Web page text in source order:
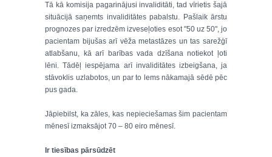
Tā kā komisija pagarinājusi invaliditāti, tad vīrietis šajā
situācijā saņemts invaliditātes pabalstu. Pašlaik ārstu
prognozes par izredzēm izveseļoties esot "50 uz 50", jo
pacientam bijušas arī vēža metastāzes un tas sarežģī
atlabšanu, kā arī barības vada dzīšana notiekot ļoti
lēni. Tādēļ iespējama arī invaliditātes izbeigšana, ja
stāvoklis uzlabotos, un par to lems nākamajā sēdē pēc
pus gada.
Jāpiebilst, ka zāles, kas nepieciešamas šim pacientam
mēnesī izmaksājot 70 – 80 eiro mēnesī.
Ir tiesības pārsūdzēt